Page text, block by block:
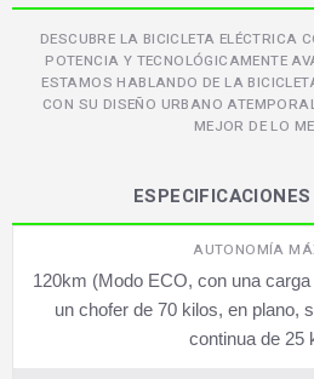
DESCUBRE LA BICICLETA ELÉCTRICA
POTENCIA Y TECNOLÓGICAMENTE
ESTAMOS HABLANDO DE LA
CON SU DISEÑO URBANO
MEJOR DE LO
AUTONOMÍA
120km (Modo ECO, con una
un chofer de 70 kilos, en plano,
continua de 25